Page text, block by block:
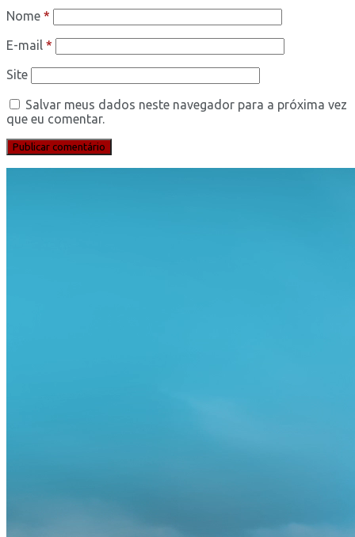
Nome *
E-mail *
Site
Salvar meus dados neste navegador para a próxima vez
que eu comentar.